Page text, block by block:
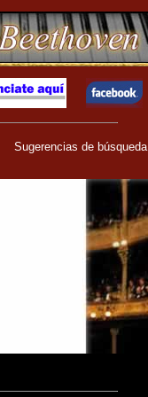
Sugerencias de búsqueda